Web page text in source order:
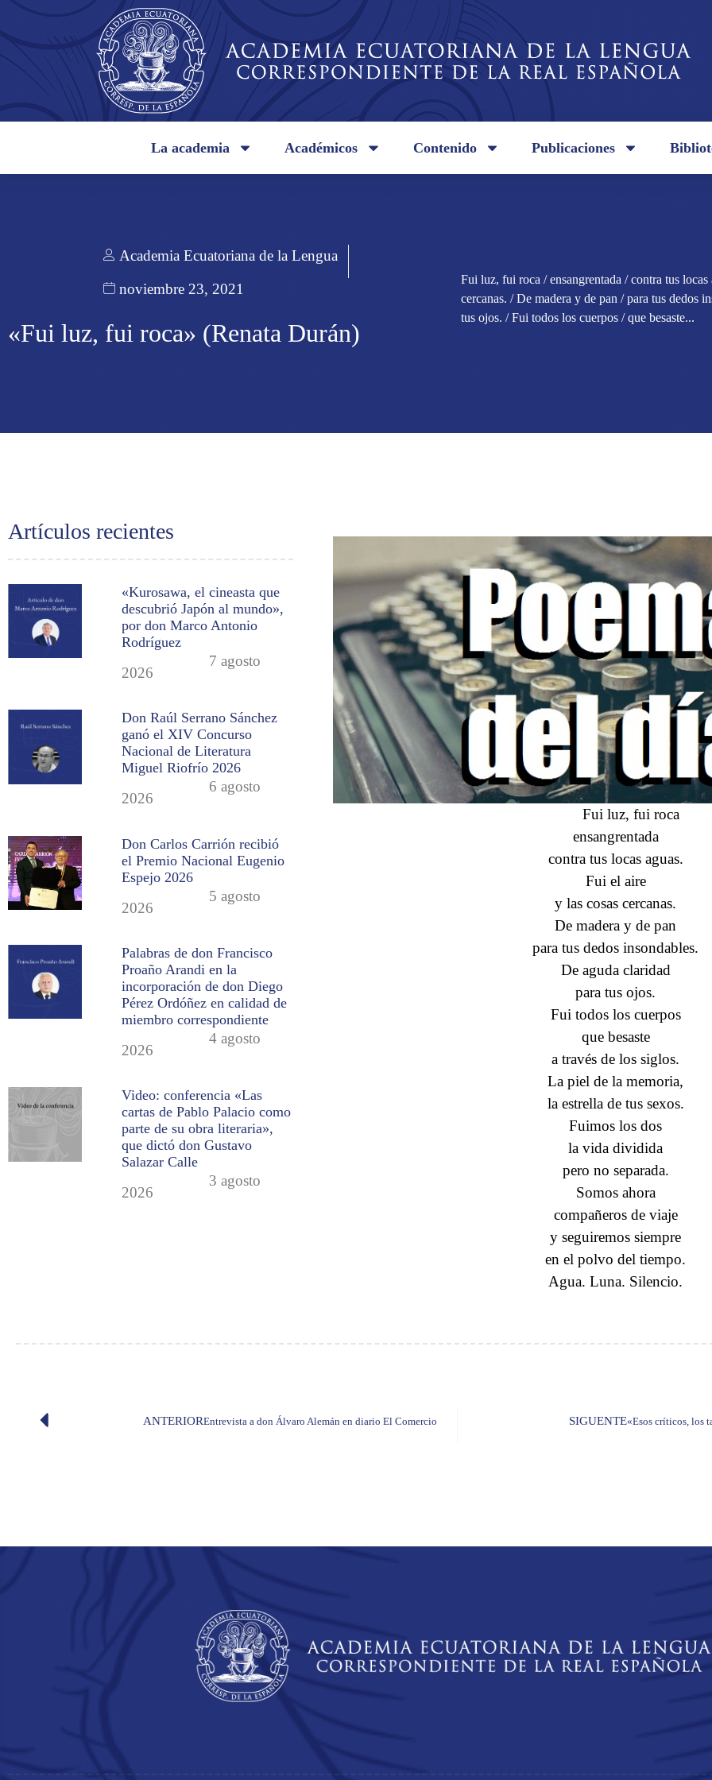
La academia Académicos Contenido Publicaciones
Academia Ecuatoriana de la Lengua
noviembre 23, 2021
«Fui luz, fui roca» (Renata Durán)
Fui luz, fui roca / ensangrentada / contra tus
cercanas. / De madera y de pan / para tus dedos
tus ojos. / Fui todos los cuerpos / que besaste...
Artículos recientes
«Kurosawa, el cineasta que
descubrió Japón al mundo»,
por don Marco Antonio
Rodríguez
7 agosto
2026
Don Raúl Serrano Sánchez
ganó el XIV Concurso
Nacional de Literatura
Miguel Riofrío 2026
6 agosto
2026
Don Carlos Carrión recibió
el Premio Nacional Eugenio
Espejo 2026
5 agosto
2026
Palabras de don Francisco
Proaño Arandi en la
incorporación de don Diego
Pérez Ordóñez en calidad de
miembro correspondiente
4 agosto
2026
Video: conferencia «Las
cartas de Pablo Palacio como
parte de su obra literaria»,
que dictó don Gustavo
Salazar Calle
3 agosto
2026
Fui luz, fui roca
ensangrentada
contra tus locas aguas.
Fui el aire
y las cosas cercanas.
De madera y de pan
para tus dedos insondables.
De aguda claridad
para tus ojos.
Fui todos los cuerpos
que besaste
a través de los siglos.
La piel de la memoria,
la estrella de tus sexos.
Fuimos los dos
la vida dividida
pero no separada.
Somos ahora
compañeros de viaje
y seguiremos siempre
en el polvo del tiempo.
Agua. Luna. Silencio.
ANTERIOREntrevista a don Álvaro Alemán en diario El Comercio SIGUENTE«Esos críticos, los